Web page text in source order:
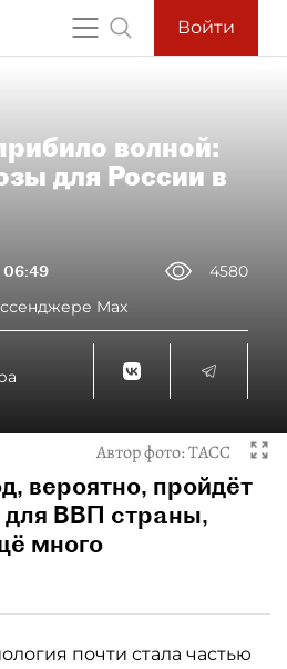
Войти
волной:
для России в
06:49
4580
Max
Автор фото:ТАСС
вероятно, пройдёт
ВВП страны,
много
почти стала частью